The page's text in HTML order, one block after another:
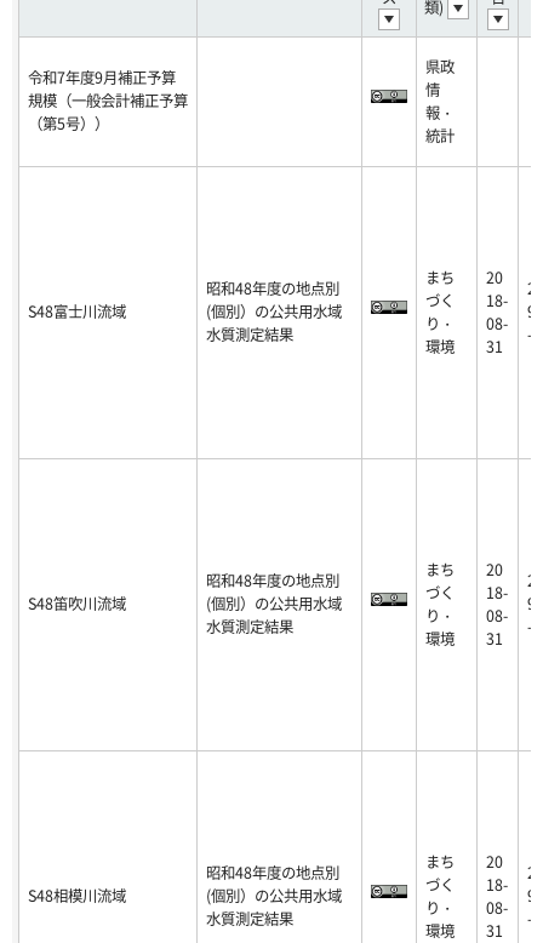
類)
令和7年度9月補正予算
規模（一般会計補正予算
（第5号））
県政
情
報・
統計
S48富士川流域
昭和48年度の地点別
(個別）の公共用水域
水質測定結果
まち
づく
り・
環境
20
18-
08-
31
-
S48笛吹川流域
昭和48年度の地点別
(個別）の公共用水域
水質測定結果
まち
づく
り・
環境
20
18-
08-
31
-
S48相模川流域
昭和48年度の地点別
(個別）の公共用水域
水質測定結果
まち
づく
り・
環境
20
18-
08-
31
-